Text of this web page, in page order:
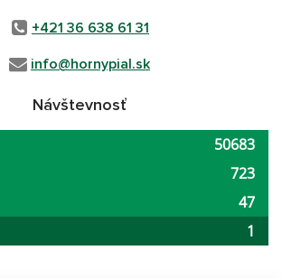
+421 36 638 61 31
info@hornypial.sk
Návštevnosť